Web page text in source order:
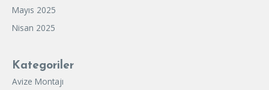
Mayıs 2025
Nisan 2025
Kategoriler
Avize Montajı